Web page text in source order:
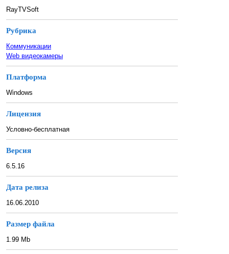
RayTVSoft
Рубрика
Коммуникации
Web видеокамеры
Платформа
Windows
Лицензия
Условно-бесплатная
Версия
6.5.16
Дата релиза
16.06.2010
Размер файла
1.99 Mb